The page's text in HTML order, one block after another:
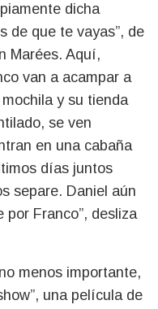
dicha
de que te vayas”, de
Marées. Aquí,
van a acampar a
y su tienda
se ven
en una cabaña
días juntos
separe. Daniel aún
por Franco”, desliza
menos importante,
una película de